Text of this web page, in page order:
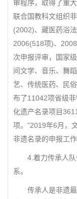
审程序，取得了重
联合国教科文组织
(2002)、藏医药浴
2006(518项)、
次申报评审，国家
间文学、音乐、舞
艺、传统医药、民
布了11042项省级
化遗产名录项目
项。”2019年6月，
非遗名录的申报工作
4.着力传承人队
系。
传承人是非遗最